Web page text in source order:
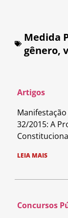
Medida
gênero,
Artigos
32/2015: A
LEIA MAIS
Concursos